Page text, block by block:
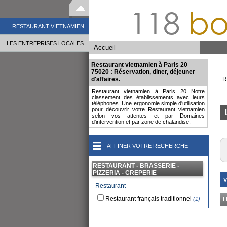
118
Accueil
RESTAURANT VIETNAMIEN
LES ENTREPRISES LOCALES
Restaurant vietnamien à Paris 20
75020 : Réservation, diner, déjeuner
d'affaires.
Restaurant vietnamien à Paris 20 Notre
classement des établissements avec leurs
téléphones. Une ergonomie simple d'utilisation
pour découvrir votre Restaurant vietnamien
selon vos attentes et par Domaines
d'intervention et par zone de chalandise.
AFFINER VOTRE RECHERCHE
RESTAURANT - BRASSERIE -
PIZZERIA - CREPERIE
Restaurant
Restaurant français traditionnel (1) I